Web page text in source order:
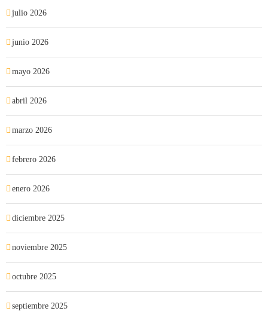
julio 2026
junio 2026
mayo 2026
abril 2026
marzo 2026
febrero 2026
enero 2026
diciembre 2025
noviembre 2025
octubre 2025
septiembre 2025